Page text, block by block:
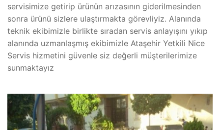
servisimize getirip ürünün arızasının giderilmesinden
sonra ürünü sizlere ulaştırmakta görevliyiz. Alanında
teknik ekibimizle birlikte sıradan servis anlayışını yıkıp
alanında uzmanlaşmış ekibimizle Ataşehir Yetkili Nice
Servis hizmetini güvenle siz değerli müşterilerimize
sunmaktayız